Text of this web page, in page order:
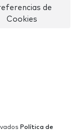
de
Cookies
Política de